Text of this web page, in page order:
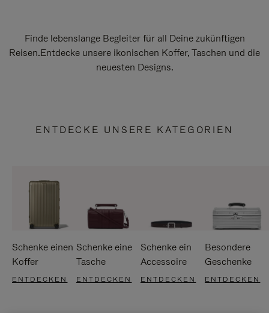
Finde lebenslange Begleiter für all Deine zukünftigen
Reisen.Entdecke unsere ikonischen Koffer, Taschen und die
neuesten Designs.
ENTDECKE UNSERE KATEGORIEN
Schenke einen
Koffer
ENTDECKEN
Schenke eine
Tasche
ENTDECKEN
Schenke ein
Accessoire
ENTDECKEN
Besondere
Geschenke
ENTDECKEN